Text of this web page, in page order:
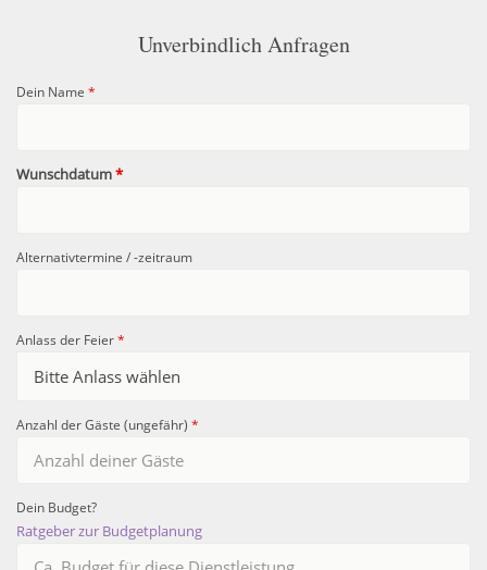
Unverbindlich Anfragen
Dein Name *
Wunschdatum*
Alternativtermine / -zeitraum
Anlass der Feier*
Anzahl der Gäste (ungefähr) *
Dein Budget?
Ratgeber zur Budgetplanung